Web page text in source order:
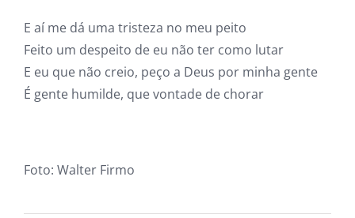
E aí me dá uma tristeza no meu peito
Feito um despeito de eu não ter como lutar
E eu que não creio, peço a Deus por minha gente
É gente humilde, que vontade de chorar
Foto: Walter Firmo